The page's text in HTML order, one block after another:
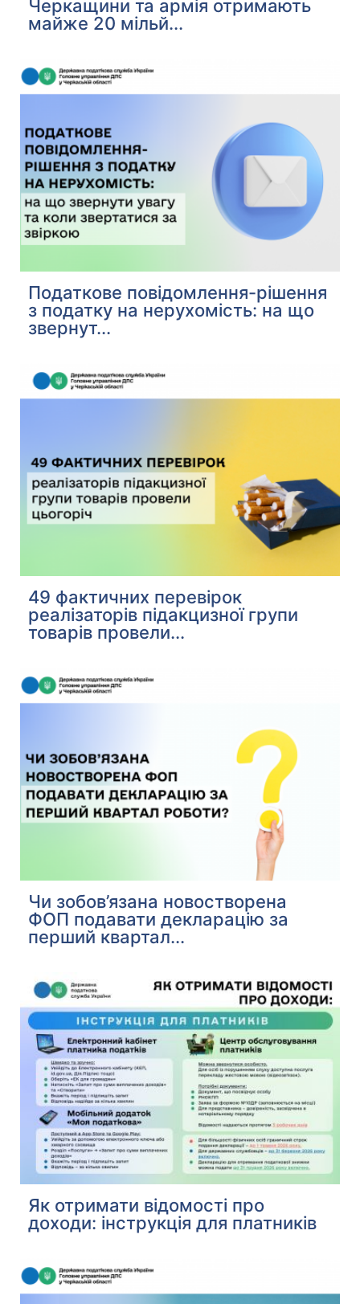
Черкащини та армія отримають
майже 20 мільй...
Податкове повідомлення-рішення
з податку на нерухомість: на що
звернут...
49 фактичних перевірок
реалізаторів підакцизної групи
товарів провели...
Чи зобов’язана новостворена
ФОП подавати декларацію за
перший квартал...
Як отримати відомості про
доходи: інструкція для платників